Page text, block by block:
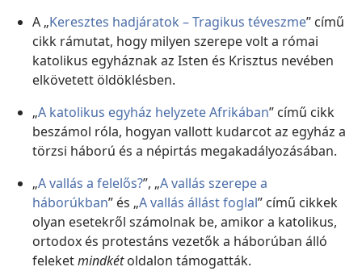
A „Keresztes hadjáratok – Tragikus téveszme” című
cikk rámutat, hogy milyen szerepe volt a római
katolikus egyháznak az Isten és Krisztus nevében
elkövetett öldöklésben.
„A katolikus egyház helyzete Afrikában” című cikk
beszámol róla, hogyan vallott kudarcot az egyház a
törzsi háború és a népirtás megakadályozásában.
„A vallás a felelős?”, „A vallás szerepe a
háborúkban” és „A vallás állást foglal” című cikkek
olyan esetekről számolnak be, amikor a katolikus,
ortodox és protestáns vezetők a háborúban álló
feleketmindkétoldalon támogatták.